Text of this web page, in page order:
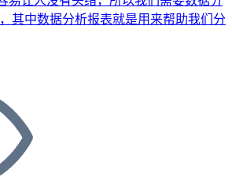
其中数据分析报表就是用来帮助我们分